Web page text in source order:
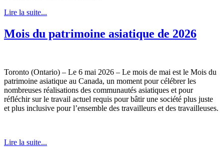
Lire la suite...
Mois du patrimoine asiatique de 2026
Toronto (Ontario) – Le 6 mai 2026 – Le mois de mai est le Mois du
patrimoine asiatique au Canada, un moment pour célébrer les
nombreuses réalisations des communautés asiatiques et pour
réfléchir sur le travail actuel requis pour bâtir une société plus juste
et plus inclusive pour l’ensemble des travailleurs et des travailleuses.
Lire la suite...